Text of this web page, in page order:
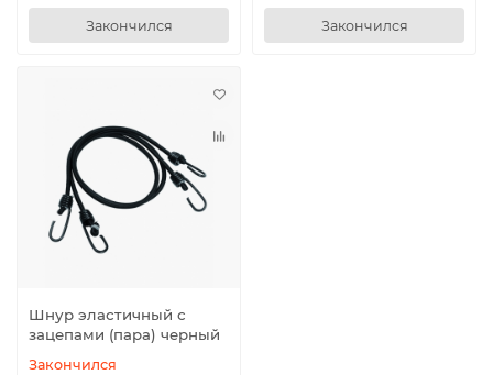
Закончился Закончился
Шнур эластичный с
зацепами (пара) черный
Закончился